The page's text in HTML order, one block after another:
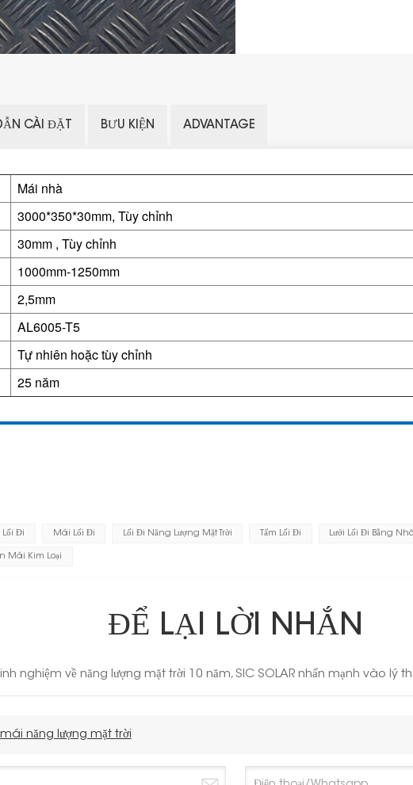
CÀI ĐẶT BƯU KIỆN ADVANTAGE
Mái nhà
3000*350*30mm, Tùy chỉnh
30mm , Tùy chỉnh
1000mm-1250mm
2,5mm
AL6005-T5
Tự nhiên hoặc tùy chỉnh
25 năm
Lối Đi Mái Lối Đi Lối Đi Năng Lượng Mặt Trời Tấm Lối Đi Lưới Lối Đi Bằng
Mái Kim Loại
ĐỂ LẠI LỜI NHẮN
nghiệm về năng lượng mặt trời 10 năm, SIC SOLAR nhấn mạnh vào lý
năng lượng mặt trời